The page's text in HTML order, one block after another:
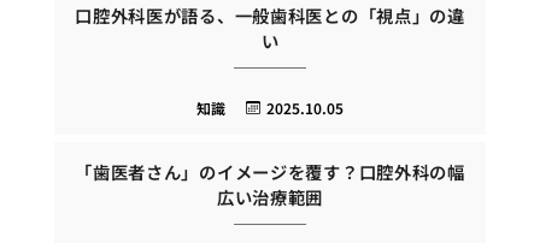
口腔外科医が語る、一般歯科医との「視点」の違
い
2025.10.05
知識
「歯医者さん」のイメージを覆す？口腔外科の幅
広い治療範囲